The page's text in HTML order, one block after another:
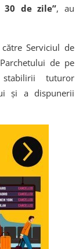
de zile”, au
Serviciul de
de pe
tuturor
și a dispunerii